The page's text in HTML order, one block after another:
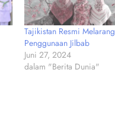
Tajikistan Resmi Melarang
Penggunaan Jilbab
Juni 27, 2024
dalam "Berita Dunia"